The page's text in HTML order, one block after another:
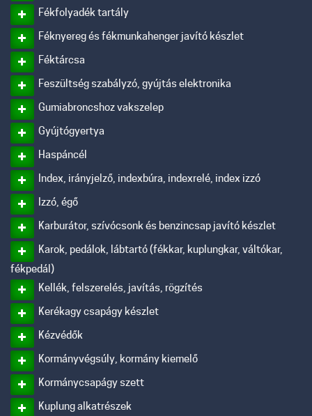
Fékfolyadék tartály
Féknyereg és fékmunkahenger javító készlet
Féktárcsa
Feszültség szabályzó, gyújtás elektronika
Gumiabroncshoz vakszelep
Gyújtógyertya
Haspáncél
Index, irányjelző, indexbúra, indexrelé, index izzó
Izzó, égő
Karburátor, szívócsonk és benzincsap javító készlet
Karok, pedálok, lábtartó (fékkar, kuplungkar, váltókar,
fékpedál)
Kellék, felszerelés, javítás, rögzítés
Kerékagy csapágy készlet
Kézvédők
Kormányvégsúly, kormány kiemelő
Kormánycsapágy szett
Kuplung alkatrészek